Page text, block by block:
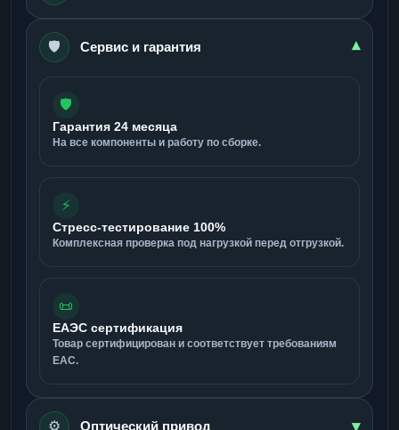
🛡️ Сервис и гарантия ▾
🛡️
Гарантия 24 месяца
На все компоненты и работу по сборке.
⚡
Стресс-тестирование 100%
Комплексная проверка под нагрузкой перед отгрузкой.
📜
ЕАЭС сертификация
Товар сертифицирован и соответствует требованиям
ЕАС.
⚙️ Оптический привод ▾